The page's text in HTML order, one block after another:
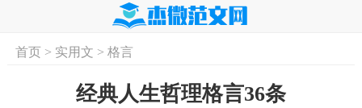
首页 实用文
首页> 实用文 > 格言
经典人生哲理格言36条